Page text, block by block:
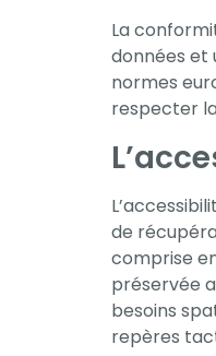
La
données et
normes
respecter
de
comprise
préservée
besoins
repères
En partageant
comportement
lorsque vous
site, vous
augmentez les
chances de
voir du contenu
et des offres
personnalisés.